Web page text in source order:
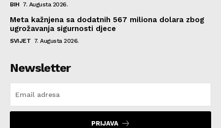
BIH 7. Augusta 2026.
Meta kažnjena sa dodatnih 567 miliona dolara zbog
ugrožavanja sigurnosti djece
SVIJET 7. Augusta 2026.
Newsletter
PRIJAVA